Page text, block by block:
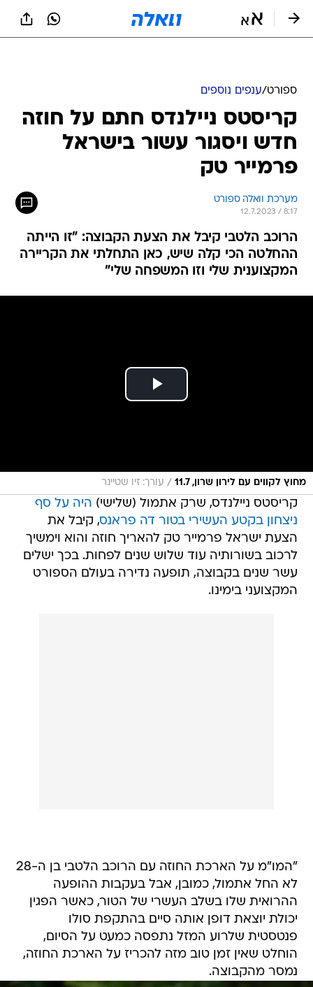
ספורט/ענפים נוספים
קריסטס ניילנדס חתם על חוזה
חדש ויסגור עשור בישראל
פרמייר טק
מערכת וואלה ספורט
12.7.2023 / 8:17
הרוכב הלטבי קיבל את הצעת הקבוצה: "זו הייתה
ההחלטה הכי קלה שיש, כאן התחלתי את הקריירה
המקצוענית שלי וזו המשפחה שלי"
מחוץ לקווים עם לירון שרון, 11.7 / עורך: זיו שטיינר
קריסטס ניילנדס, שרק אתמול (שלישי) היה על סף
ניצחון בקטע העשירי בטור דה פראנס, קיבל את
הצעת ישראל פרמייר טק להאריך חוזה והוא וימשיך
לרכוב בשורותיה עוד שלוש שנים לפחות. בכך ישלים
עשר שנים בקבוצה, תופעה נדירה בעולם הספורט
המקצועני בימינו.
"המו"מ על הארכת החוזה עם הרוכב הלטבי בן ה-28
לא החל אתמול, כמובן, אבל בעקבות ההופעה
ההרואית שלו בשלב העשרי של הטור, כאשר הפגין
יכולת יוצאת דופן אותה סיים בהתקפת סולו
פנטסטית שלרוע המזל נתפסה כמעט על הסיום,
הוחלט שאין זמן טוב מזה להכריז על הארכת החוזה,
נמסר מהקבוצה.